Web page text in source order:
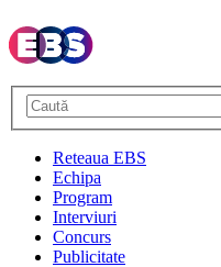
Reteaua EBS
Echipa
Program
Interviuri
Concurs
Publicitate